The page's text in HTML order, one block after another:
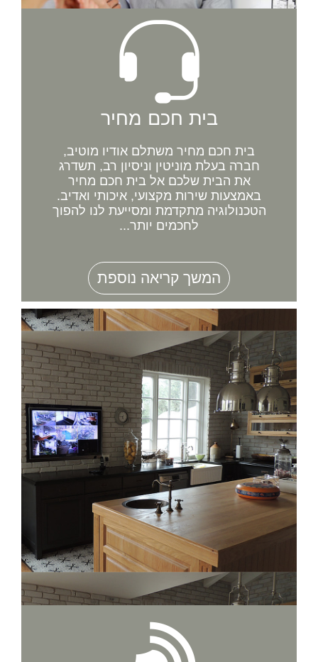
בית חכם מחיר
בית חכם מחיר משתלם אודיו מוטיב,
חברה בעלת מוניטין וניסיון רב, תשדרג
את הבית שלכם אל בית חכם מחיר
באמצעות שירות מקצועי, איכותי ואדיב.
הטכנולוגיה מתקדמת ומסייעת לנו להפוך
לחכמים יותר...
המשך קריאה נוספת